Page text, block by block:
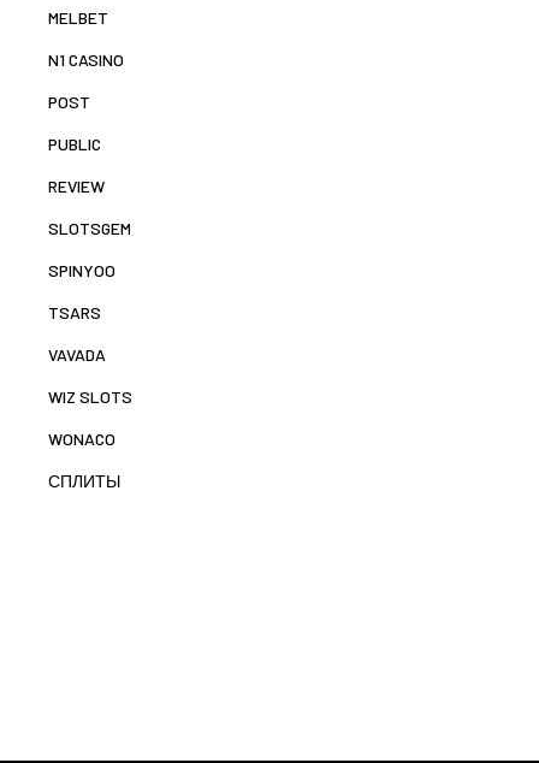
MELBET
N1 CASINO
POST
PUBLIC
REVIEW
SLOTSGEM
SPINYOO
TSARS
VAVADA
WIZ SLOTS
WONACO
СПЛИТЫ